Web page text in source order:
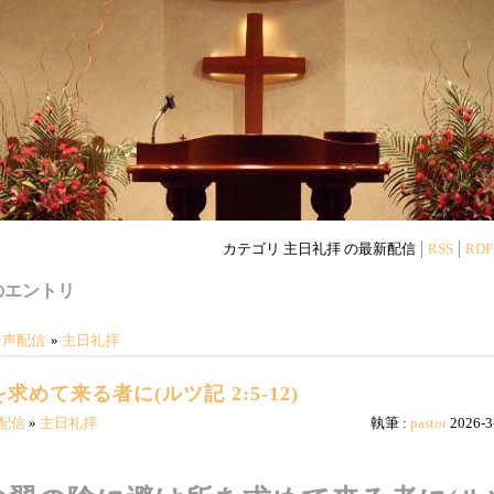
カテゴリ 主日礼拝 の最新配信 RSS RDF
ントリ
配信 » 主日礼拝
めて来る者に(ルツ記 2:5-12)
信 » 主日礼拝 執筆 : pastor 2026-